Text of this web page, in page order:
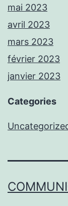
mai 2023
avril 2023
mars 2023
février 2023
janvier 2023
Categories